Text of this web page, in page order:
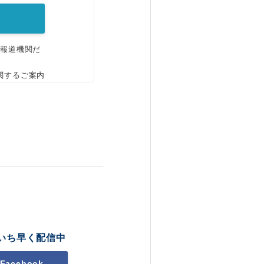
道機関だ
するご案内
ち早く配信中